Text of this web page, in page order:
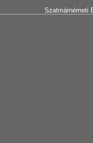
Szatmárnémeti